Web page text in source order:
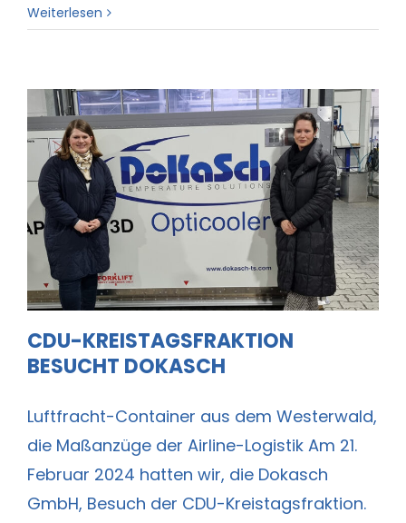
Weiterlesen
CDU-Kreistagsfraktion besucht
Dokasch
CDU-KREISTAGSFRAKTION
BESUCHT DOKASCH
Luftfracht-Container aus dem Westerwald,
die Maßanzüge der Airline-Logistik Am 21.
Februar 2024 hatten wir, die Dokasch
GmbH, Besuch der CDU-Kreistagsfraktion.